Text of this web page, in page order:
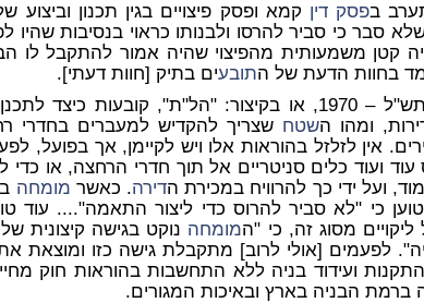
בפסק דין קמא ופסק פיצויים בגין תכנון וביצוע
סבר כי סביר להרסו ולבנותו כראוי בנסיבות שהיו
קטן משמעותית מהפיצוי שהיה אמור להתקבל לו
בחוות הדעת של התובעים בתיק [חוות דעתי].
הוראות למתקני תברואה תש"ל – 1970, או בקיצור: "הל"ת", קובעות
ומהו השטח שצריך להקדיש למעברים בחדרי
אין לזלזל בהוראות אלו ויש לקיימן, אך בפועל,
ועוד כלים סניטריים אל תוך חדרי הרחצה, או כדי
ועל ידי כך להרוויח במכירת הדירה. כאשר מומחה
כי "לא סביר להרוס כדי ליצור התאמה".... עוד
מסוג זה, כי "המומחה נוקט בגישה קיצונית
לפעמים [אולי לרוב] מתקבלת גישה כזו ומוצאת
ועידוד בניה ללא התחשבות בהוראות חוק
ברמת הבניה בארץ ובאיכות המגורים.